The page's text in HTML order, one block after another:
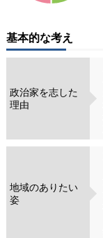
基本的な考え
政治家を志した
理由
地域のありたい
姿